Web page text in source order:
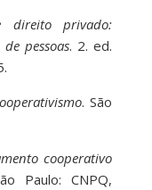
direito privado:
pessoas. 2. ed.
. São
cooperativo
Paulo: CNPQ,